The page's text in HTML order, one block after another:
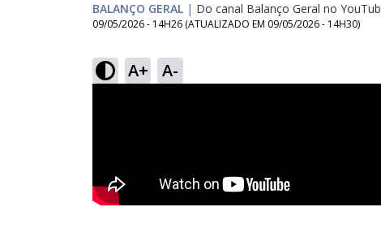
BALANÇO GERAL | Do canal Balanço Geral no
09/05/2026 - 14H26 (ATUALIZADO EM 09/05/2026 - 14H30)
A+ A-